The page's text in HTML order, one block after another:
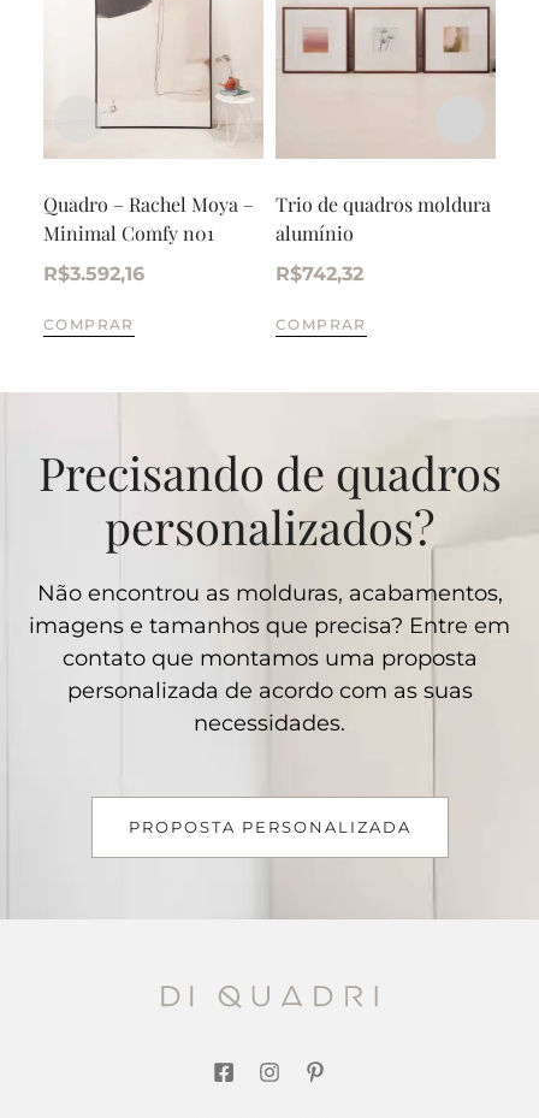
Quadro – Rachel Moya –
Minimal Comfy n01
R$3.592,16
COMPRAR
Trio de quadros moldura
alumínio
R$742,32
COMPRAR
Precisando de quadros
personalizados?
Não encontrou as molduras, acabamentos,
imagens e tamanhos que precisa? Entre em
contato que montamos uma proposta
personalizada de acordo com as suas
necessidades.
PROPOSTA PERSONALIZADA